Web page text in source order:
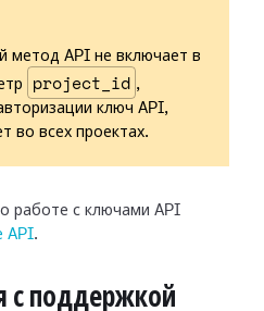
метод API не включает в
project_id ,
ключ API,
во всех проектах.
работе с ключами API
API.
с поддержкой